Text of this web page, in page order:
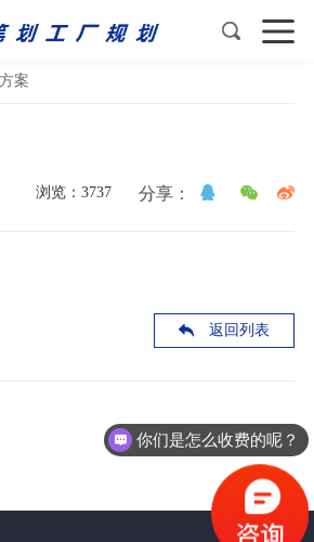
案
浏览：3737 分享：
返回列表
你们是怎么收费的呢？